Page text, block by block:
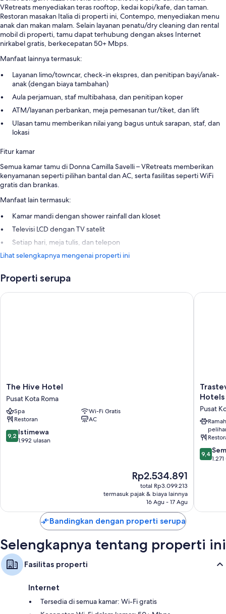
VRetreats menyediakan teras rooftop, kedai kopi/kafe, dan taman.
Restoran masakan Italia di properti ini, Contempo, menyediakan menu
anak dan makan malam. Selain layanan penatu/dry cleaning dan rental
mobil di properti, tamu dapat terhubung dengan akses Internet
nirkabel gratis, berkecepatan 50+ Mbps.
Manfaat lainnya termasuk:
Layanan limo/towncar, check-in ekspres, dan penitipan bayi/anak-
anak (dengan biaya tambahan)
Aula perjamuan, staf multibahasa, dan penitipan koper
ATM/layanan perbankan, meja pemesanan tur/tiket, dan lift
Ulasan tamu memberikan nilai yang bagus untuk sarapan, staf, dan
lokasi
Fitur kamar
Semua kamar tamu di Donna Camilla Savelli – VRetreats memberikan
kenyamanan seperti pilihan bantal dan AC, serta fasilitas seperti WiFi
gratis dan brankas.
Manfaat lain termasuk:
Kamar mandi dengan shower rainfall dan kloset
Televisi LCD dengan TV satelit
Setiap hari, meja tulis, dan telepon
Lihat selengkapnya mengenai properti ini
Properti serupa
The
Hive
Hotel
Pusat
Kota
Roma
The Hive Hotel
Pusat Kota Roma
Spa
Wi-Fi Gratis
Restoran
AC
9.2
dari
9,2 Istimewa
1.992 ulasan
Harga
sekarang
Rp2.534.891
Rp2.534.891
total Rp3.099.213
termasuk pajak & biaya lainnya
16 Agu - 17 Agu
The Hive Hotel
Roma
UNA
Hotels
and
Hotels
Pusat
9.4
dari
9,4
Bandingkan dengan properti serupa
Selengkapnya tentang properti ini
Fasilitas properti
Internet
Tersedia di semua kamar: Wi-Fi gratis